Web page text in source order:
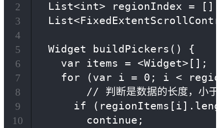
  List<int> regionIndex = [];
  Widget buildPickers() {
    var items = <Widget>[];
for (var i = 0; i <
// 判断是数据的长度，小于
if
        continue;
2
3
4
5
6
7
8
9
10